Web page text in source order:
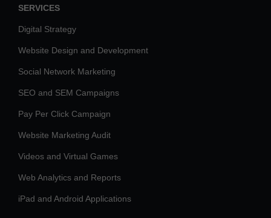
SERVICES
Digital Strategy
Website Design and Development
Social Network Marketing
SEO and SEM Campaigns
Pay Per Click Campaign
Website Marketing Audit
Videos and Virtual Games
Web Analytics and Reports
iPad and Android Applications